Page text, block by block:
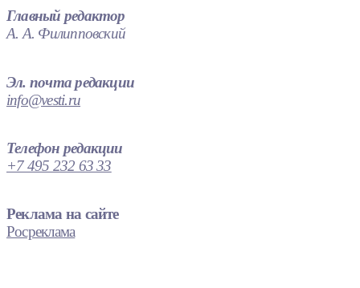
Главный редактор
А. А. Филипповский
Эл. почта редакции
info@vesti.ru
Телефон редакции
+7 495 232 63 33
Реклама на сайте
Росреклама